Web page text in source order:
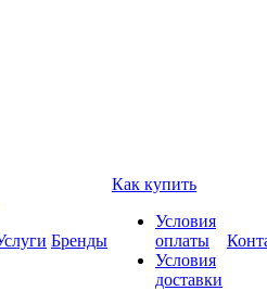
Бренды
Как купить
Условия
оплаты
Условия
доставки